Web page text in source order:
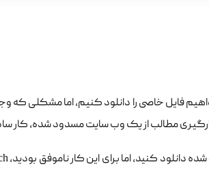
فایل خاصی را دانلود کنیم، اما مشکلی
مطالب از یک وب سایت مسدود شده، کار
دانلود کنید، اما برای این کار ناموفق بودید،